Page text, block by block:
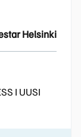
Helsinki
I UUSI